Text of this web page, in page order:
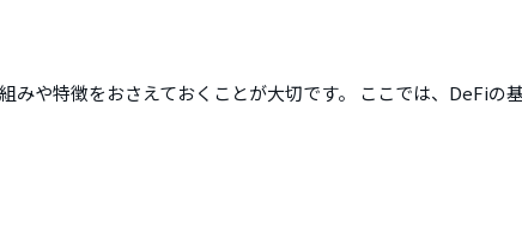
みや特徴をおさえておくことが大切です。 ここでは、DeFiの